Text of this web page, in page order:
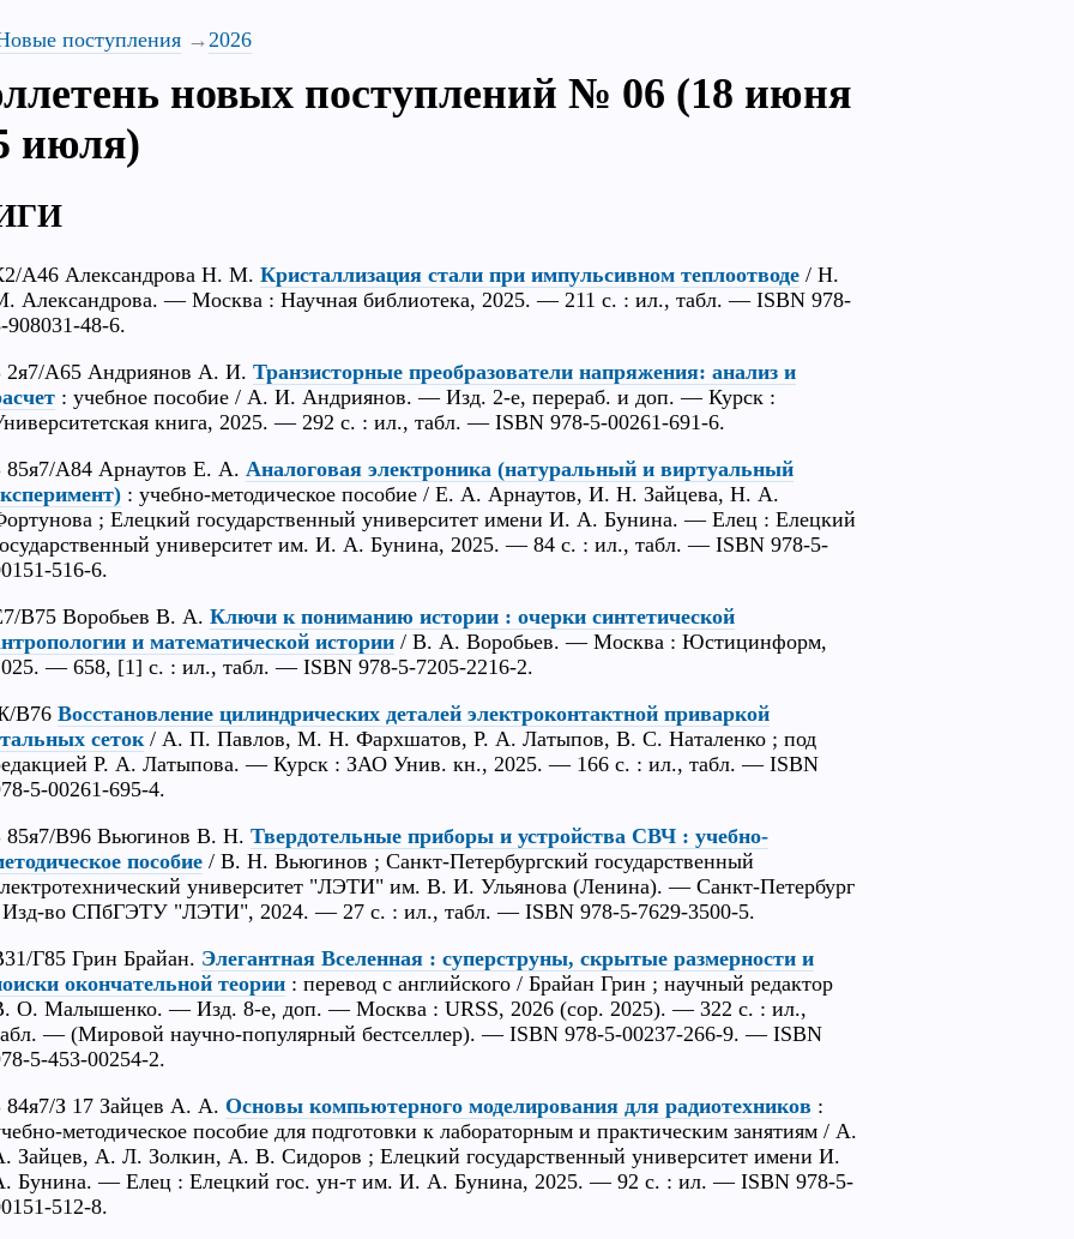
поступления 2026
новых поступлений № 06 (18 июня
июля)
А46 Александрова Н. М. Кристаллизация стали при импульсивном теплоотводе / Н.
Александрова. — Москва : Научная библиотека, 2025. — 211 с. : ил., табл. — ISBN 978-
908031-48-6.
2я7/А65 Андриянов А. И. Транзисторные преобразователи напряжения: анализ и
: учебное пособие / А. И. Андриянов. — Изд. 2-е, перераб. и доп. — Курск :
книга, 2025. — 292 с. : ил., табл. — ISBN 978-5-00261-691-6.
85я7/А84 Арнаутов Е. А. Аналоговая электроника (натуральный и виртуальный
: учебно-методическое пособие / Е. А. Арнаутов, И. Н. Зайцева, Н. А.
; Елецкий государственный университет имени И. А. Бунина. — Елец : Елецкий
университет им. И. А. Бунина, 2025. — 84 с. : ил., табл. — ISBN 978-5-
516-6.
В75 Воробьев В. А. Ключи к пониманию истории : очерки синтетической
и математической истории / В. А. Воробьев. — Москва : Юстицинформ,
— 658, [1] с. : ил., табл. — ISBN 978-5-7205-2216-2.
В76 Восстановление цилиндрических деталей электроконтактной приваркой
сеток / А. П. Павлов, М. Н. Фархшатов, Р. А. Латыпов, В. С. Наталенко ; под
Р. А. Латыпова. — Курск : ЗАО Унив. кн., 2025. — 166 с. : ил., табл. — ISBN
5-00261-695-4.
85я7/В96 Вьюгинов В. Н. Твердотельные приборы и устройства СВЧ : учебно-
пособие / В. Н. Вьюгинов ; Санкт-Петербургский государственный
университет "ЛЭТИ" им. В. И. Ульянова (Ленина). — Санкт-Петербург
во СПбГЭТУ "ЛЭТИ", 2024. — 27 с. : ил., табл. — ISBN 978-5-7629-3500-5.
Г85 Грин Брайан. Элегантная Вселенная : суперструны, скрытые размерности и
окончательной теории : перевод с английского / Брайан Грин ; научный редактор
О. Малышенко. — Изд. 8-е, доп. — Москва : URSS, 2026 (cop. 2025). — 322 с. : ил.,
— (Мировой научно-популярный бестселлер). — ISBN 978-5-00237-266-9. — ISBN
5-453-00254-2.
84я7/З 17 Зайцев А. А. Основы компьютерного моделирования для радиотехников :
методическое пособие для подготовки к лабораторным и практическим занятиям / А.
Зайцев, А. Л. Золкин, А. В. Сидоров ; Елецкий государственный университет имени И.
Бунина. — Елец : Елецкий гос. ун-т им. И. А. Бунина, 2025. — 92 с. : ил. — ISBN 978-5-
512-8.